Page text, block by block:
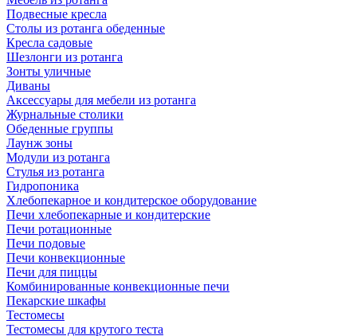
Подвесные кресла
Столы из ротанга обеденные
Кресла садовые
Шезлонги из ротанга
Зонты уличные
Диваны
Аксессуары для мебели из ротанга
Журнальные столики
Обеденные группы
Лаунж зоны
Модули из ротанга
Стулья из ротанга
Гидропоника
Хлебопекарное и кондитерское оборудование
Печи хлебопекарные и кондитерские
Печи ротационные
Печи подовые
Печи конвекционные
Печи для пиццы
Комбинированные конвекционные печи
Пекарские шкафы
Тестомесы
Тестомесы для крутого теста